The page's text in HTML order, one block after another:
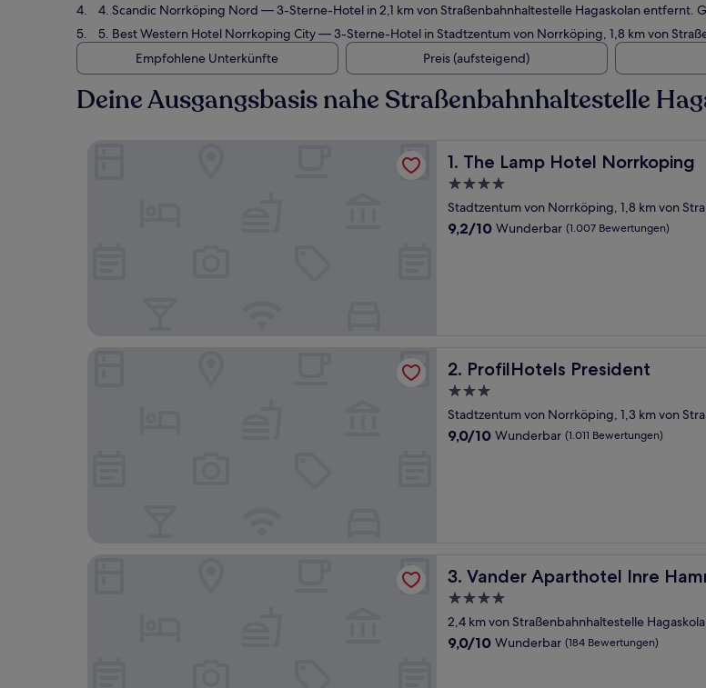
4. Scandic Norrköping Nord — 3-Sterne-Hotel in 2,1 km von Straßenbahnhaltestelle Hagaskolan entfernt.
5. Best Western Hotel Norrkoping City— 3-Sterne-Hotel in Stadtzentum von Norrköping, 1,8 km von
Empfohlene Unterkünfte
Preis (aufsteigend)
Deine Ausgangsbasis nahe Straßenbahnhaltestelle
1. The Lamp Hotel Norrkoping
The Lamp Hotel Norrkoping
4.0-
Sterne-
Unterkunft
Stadtzentum von Norrköping, 1,8 km von
9.2
9,2/10 Wunderbar (1.007 Bewertungen)
2. ProfilHotels President
ProfilHotels President
3.0-
Sterne-
Unterkunft
Stadtzentum von Norrköping, 1,3 km von
9.0
9,0/10 Wunderbar (1.011 Bewertungen)
3. Vander Aparthotel Inre
Vander Aparthotel Inre Hamnen
4.0-
Sterne-
Unterkunft
2,4 km von Straßenbahnhaltestelle
9.0
9,0/10 Wunderbar (184 Bewertungen)